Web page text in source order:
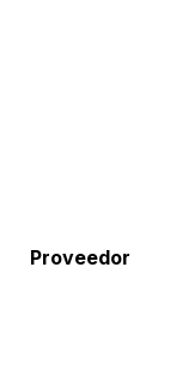
Proveedor